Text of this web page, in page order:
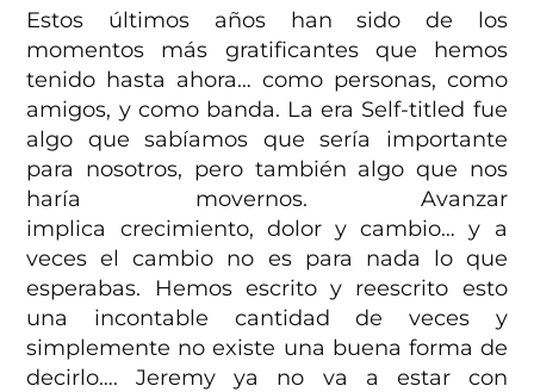
Estos últimos años han sido de los
momentos más gratificantes que hemos
tenido hasta ahora… como personas, como
amigos, y como banda. La era Self-titled fue
algo que sabíamos que sería importante
para nosotros, pero también algo que nos
haría movernos. Avanzar
implica crecimiento, dolor y cambio… y a
veces el cambio no es para nada lo que
esperabas. Hemos escrito y reescrito esto
una incontable cantidad de veces y
simplemente no existe una buena forma de
decirlo…. Jeremy ya no va a estar con